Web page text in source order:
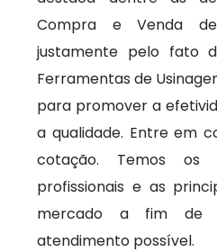
Compra e Venda de
justamente pelo fato
Ferramentas de
para promover a
a qualidade. Entre em
cotação. Temos os
profissionais e as
mercado a fim de
atendimento possível.